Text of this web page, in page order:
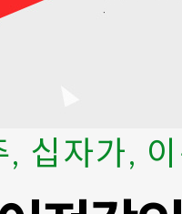
위 / 124위
, 십자가,
기획전
만들어보
상, 카드
위 / 124위
, 십자가,